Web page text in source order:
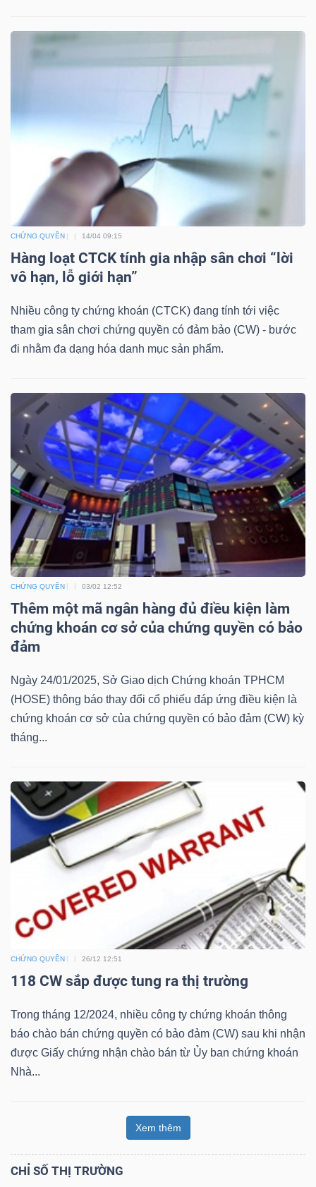
CHỨNG QUYỀN 14/04 09:15
Hàng loạt CTCK tính gia nhập sân chơi “lời
vô hạn, lỗ giới hạn”
Nhiều công ty chứng khoán (CTCK) đang tính tới việc
tham gia sân chơi chứng quyền có đảm bảo (CW) - bước
đi nhằm đa dạng hóa danh mục sản phẩm.
CHỨNG QUYỀN 03/02 12:52
Thêm một mã ngân hàng đủ điều kiện làm
chứng khoán cơ sở của chứng quyền có bảo
đảm
Ngày 24/01/2025, Sở Giao dịch Chứng khoán TPHCM
(HOSE) thông báo thay đổi cổ phiếu đáp ứng điều kiện là
chứng khoán cơ sở của chứng quyền có bảo đảm (CW) kỳ
tháng...
CHỨNG QUYỀN 26/12 12:51
118 CW sắp được tung ra thị trường
Trong tháng 12/2024, nhiều công ty chứng khoán thông
báo chào bán chứng quyền có bảo đảm (CW) sau khi nhận
được Giấy chứng nhận chào bán từ Ủy ban chứng khoán
Nhà...
Xem thêm
CHỈ SỐ THỊ TRƯỜNG
BẤT
ĐỘNG
SẢN
Mã
chứng
(-)
Tất cả Cổ phiếu Chỉ số Chứng chỉ quỹ
đạo
(-)
Tất cả Người nội bộ Người liên quan Cổ đông lớn
Tin
tức
(-)
Bài
viết
của
tác
(-)
Báo
cáo
tích
(-)
Thuật
Dịch
vụ
(-)
Đào
tạo